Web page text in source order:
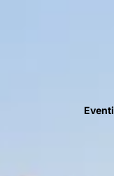
Eventi